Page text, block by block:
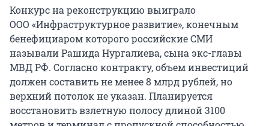
Конкурс на реконструкцию выиграло
ООО «Инфраструктурное развитие», конечным
бенефициаром которого российские СМИ
называли Рашида Нургалиева, сына экс-главы
МВД РФ. Согласно контракту, объем инвестиций
должен составить не менее 8 млрд рублей, но
верхний потолок не указан. Планируется
восстановить взлетную полосу длиной 3100